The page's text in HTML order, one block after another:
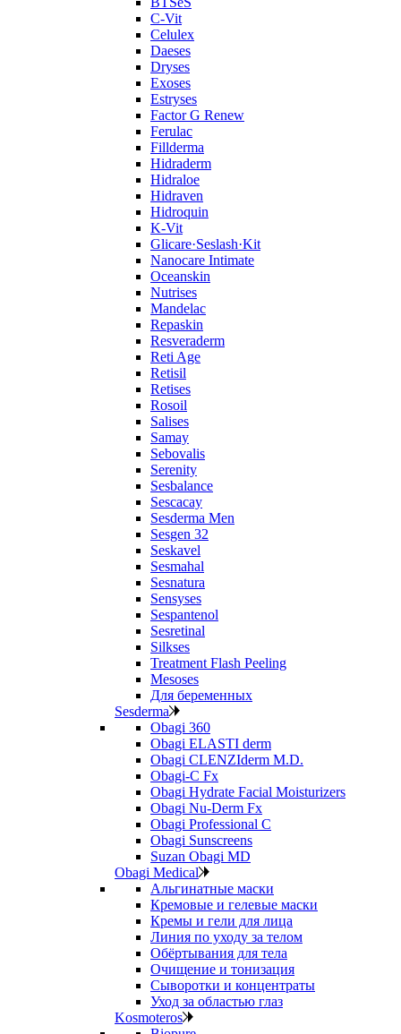
C‑Vit
Celulex
Daeses
Dryses
Exoses
Estryses
Factor G Renew
Ferulac
Fillderma
Hidraderm
Hidraloe
Hidraven
Hidroquin
K-Vit
Glicare·Seslash·Kit
Nanocare Intimate
Oceanskin
Nutrises
Mandelac
Repaskin
Resveraderm
Reti Age
Retisil
Retises
Rosoil
Salises
Samay
Sebovalis
Serenity
Sesbalance
Sescacay
Sesderma Men
Sesgen 32
Seskavel
Sesmahal
Sesnatura
Sensyses
Sespantenol
Sesretinal
Silkses
Treatment Flash Peeling
Mesoses
Для беременных
Sesderma
Obagi 360
Obagi ELASTI derm
Obagi CLENZIderm M.D.
Obagi-C Fx
Obagi Hydrate Facial Moisturizers
Obagi Nu-Derm Fx
Obagi Professional C
Obagi Sunscreens
Suzan Obagi MD
Obagi Medical
Альгинатные маски
Кремовые и гелевые маски
Кремы и гели для лица
Линия по уходу за телом
Обёртывания для тела
Очищение и тонизация
Сыворотки и концентраты
Уход за областью глаз
Kosmoteros